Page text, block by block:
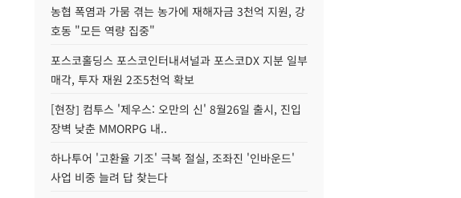
농협 폭염과 가뭄 겪는 농가에 재해자금 3천억 지원, 강
호동 "모든 역량 집중"
포스코홀딩스 포스코인터내셔널과 포스코DX 지분 일부
매각, 투자 재원 2조5천억 확보
[현장] 컴투스 '제우스: 오만의 신' 8월26일 출시, 진입
장벽 낮춘 MMORPG 내..
하나투어 '고환율 기조' 극복 절실, 조좌진 '인바운드'
사업 비중 늘려 답 찾는다